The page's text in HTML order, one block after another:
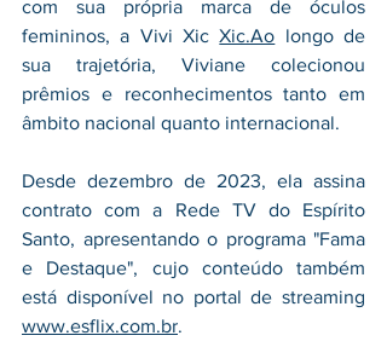
com sua própria marca de óculos
femininos, a Vivi Xic Xic.Ao longo de
sua trajetória, Viviane colecionou
prêmios e reconhecimentos tanto em
âmbito nacional quanto internacional.
Desde dezembro de 2023, ela assina
contrato com a Rede TV do Espírito
Santo, apresentando o programa "Fama
e Destaque", cujo conteúdo também
www.esflix.com.br.